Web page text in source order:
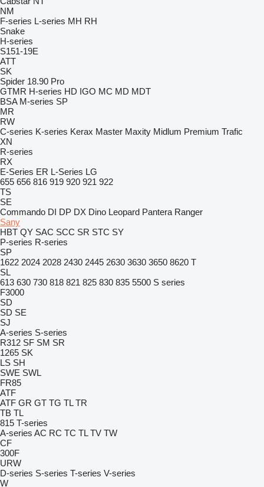
NM
F-series L-series MH RH
Snake
H-series
S151-19E
ATT
SK
Spider 18.90 Pro
GTMR H-series HD IGO MC MD MDT
BSA M-series SP
MR
RW
C-series K-series Kerax Master Maxity Midlum Premium Trafic
XN
R-series
RX
E-Series ER L-Series LG
655 656 816 919 920 921 922
TS
SE
Commando DI DP DX Dino Leopard Pantera Ranger
Sany
HBT QY SAC SCC SR STC SY
P-series R-series
SP
1622 2024 2028 2430 2445 2630 3630 3650 8620 T
SL
613 630 730 818 821 825 830 835 5500 S series
F3000
SD
SD SE
SJ
A-series S-series
R312 SF SM SR
1265 SK
LS SH
SWE SWL
FR85
ATF
ATF GR GT TG TL TR
TB TL
815 T-series
A-series AC RC TC TL TV TW
CF
300F
URW
D-series S-series T-series V-series
W